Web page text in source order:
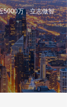
5000万，立志做智